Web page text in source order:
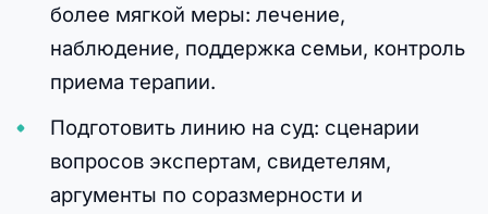
более мягкой меры: лечение,
наблюдение, поддержка семьи, контроль
приема терапии.
Подготовить линию на суд: сценарии
вопросов экспертам, свидетелям,
аргументы по соразмерности и